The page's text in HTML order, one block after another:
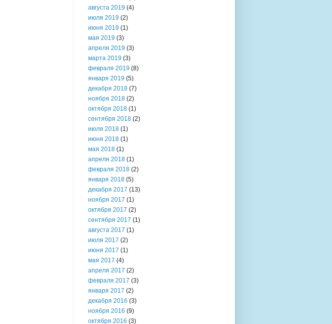
августа 2019 (4)
июля 2019 (2)
июня 2019 (1)
мая 2019 (3)
апреля 2019 (3)
марта 2019 (3)
февраля 2019 (8)
января 2019 (5)
декабря 2018 (7)
ноября 2018 (2)
октября 2018 (1)
сентября 2018 (2)
июля 2018 (1)
июня 2018 (1)
мая 2018 (1)
апреля 2018 (1)
февраля 2018 (2)
января 2018 (5)
декабря 2017 (13)
ноября 2017 (1)
октября 2017 (2)
сентября 2017 (1)
августа 2017 (1)
июля 2017 (2)
июня 2017 (1)
мая 2017 (4)
апреля 2017 (2)
февраля 2017 (3)
января 2017 (2)
декабря 2016 (3)
ноября 2016 (9)
октября 2016 (3)